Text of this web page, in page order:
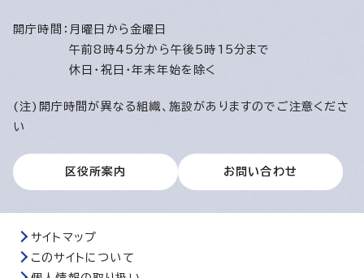
開庁時間： 月曜日から金曜日
午前8時45分から午後5時15分まで
休日・祝日・年末年始を除く
(注)開庁時間が異なる組織、施設がありますのでご注意くださ
い
区役所案内 お問い合わせ
サイトマップ
このサイトについて